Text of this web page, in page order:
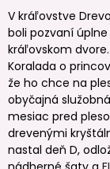
V kráľovstve
boli pozvaní
kráľovskom
Koralada o
že ho chce na
obyčajná
mesiac pred
drevenými
nastal deň D,